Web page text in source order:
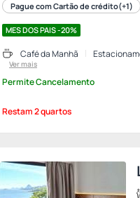
Pague com Cartão de crédito(+1)
MES DOS PAIS -20%
Café da Manhã
Ver mais
Permite Cancelamento
Restam 2 quartos